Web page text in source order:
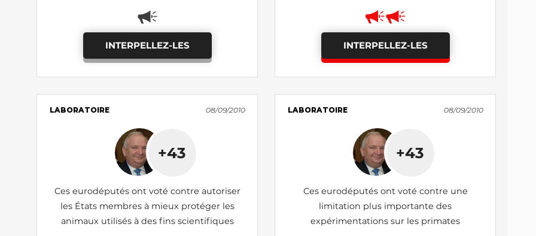
INTERPELLEZ-LES INTERPELLEZ-LES
LABORATOIRE 08/09/2010
+43
Ces eurodéputés ont voté contre autoriser
les États membres à mieux protéger les
animaux utilisés à des fins scientifiques
LABORATOIRE 08/09/2010
+43
Ces eurodéputés ont voté contre une
limitation plus importante des
expérimentations sur les primates